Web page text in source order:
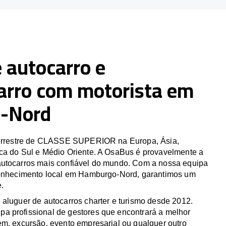
e
com motorista em
de CLASSE SUPERIOR na Europa, Ásia,
do Sul e Médio Oriente. A OsaBus é provavelmente a
mais confiável do mundo. Com a nossa equipa
local em Hamburgo-Nord, garantimos um
de autocarros charter e turismo desde 2012.
profissional de gestores que encontrará a melhor
excursão, evento empresarial ou qualquer outro